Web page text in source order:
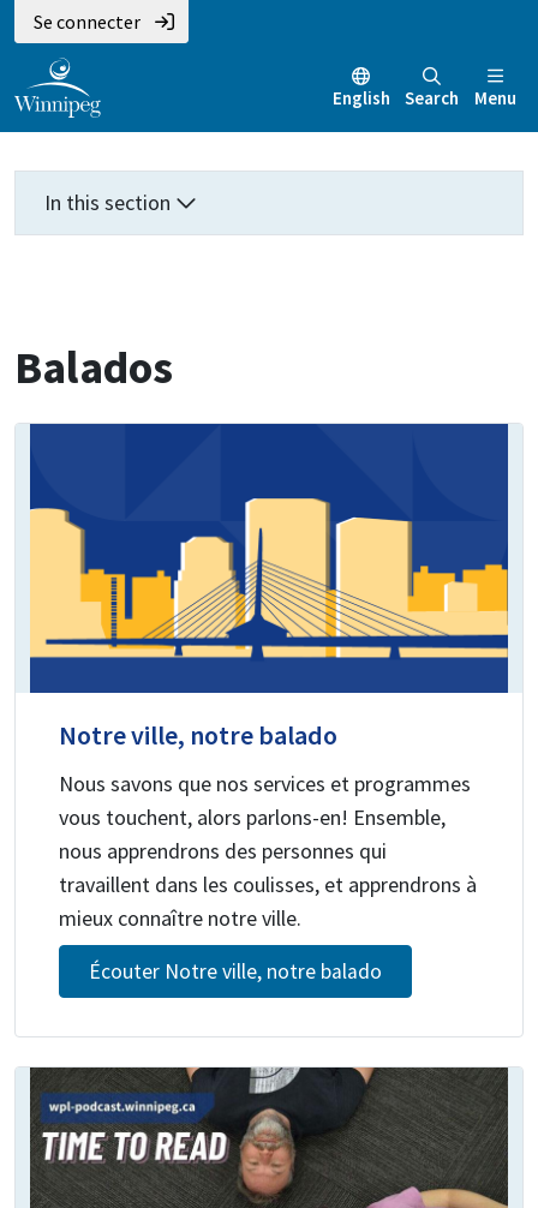
Aller
au
contenu
principal
Skip
to
main
menu
Skip
to
footer
Se connecter
English Search Menu
In this section
Balados
Notre ville, notre balado
Nous savons que nos services et programmes
vous touchent, alors parlons-en! Ensemble,
nous apprendrons des personnes qui
travaillent dans les coulisses, et apprendrons à
mieux connaître notre ville.
Écouter Notre ville, notre balado